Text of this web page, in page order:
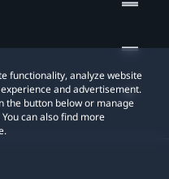
functionality, analyze website
and advertisement.
the button below or manage
can also find more